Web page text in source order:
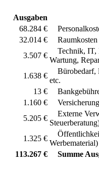
Ausgaben
68.284 €
32.014 €
Raumkosten
3.507 €
Technik, IT,
Wartung,
1.638 €
Bürobedarf,
etc.
13 €
1.160 €
5.205 €
Externe
1.325 €
Werbematerial)
113.267 €
Summe